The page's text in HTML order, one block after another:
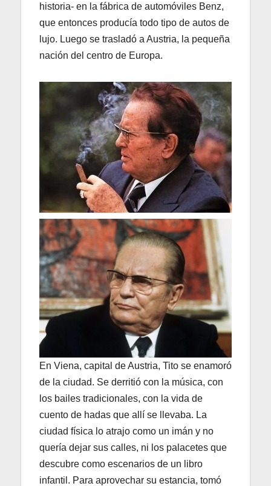
historia- en la fábrica de automóviles Benz,
que entonces producía todo tipo de autos de
lujo. Luego se trasladó a Austria, la pequeña
nación del centro de Europa.
En Viena, capital de Austria, Tito se enamoró
de la ciudad. Se derritió con la música, con
los bailes tradicionales, con la vida de
cuento de hadas que allí se llevaba. La
ciudad física lo atrajo como un imán y no
quería dejar sus calles, ni los palacetes que
descubre como escenarios de un libro
infantil. Para aprovechar su estancia, tomó